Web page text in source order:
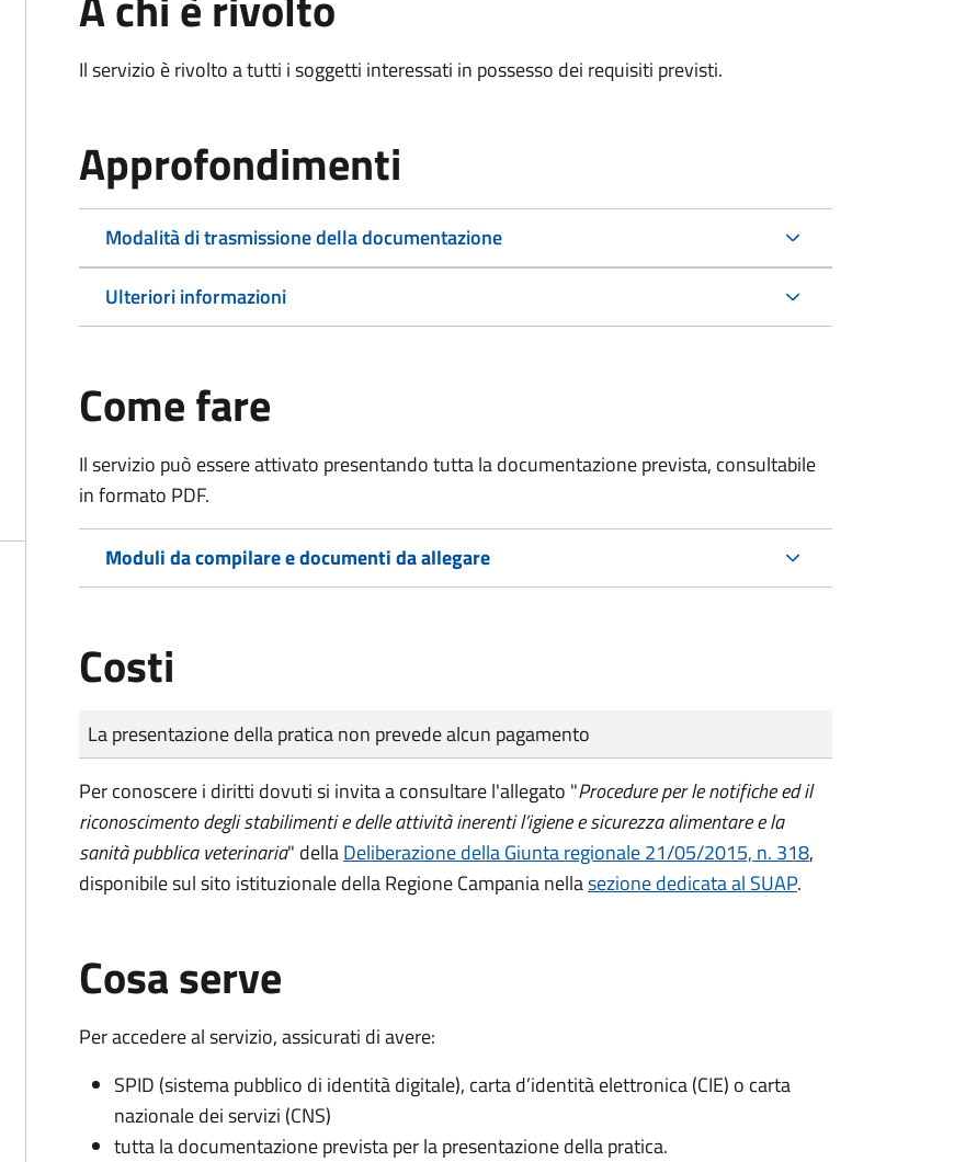
Il servizio è rivolto a tutti i soggetti interessati in possesso dei requisiti previsti.
Approfondimenti
Modalità di trasmissione della documentazione
Ulteriori informazioni
Come fare
Il servizio può essere attivato presentando tutta la documentazione prevista, consultabile
in formato PDF.
Moduli da compilare e documenti da allegare
Costi
Tipo di pagamento
Importo
La presentazione della pratica non prevede alcun pagamento
Per conoscere i diritti dovuti si invita a consultare l'allegato "Procedure per le notifiche ed il
riconoscimento degli stabilimenti e delle attività inerenti l’igiene e sicurezza alimentare e la
sanità pubblica veterinaria" dellaDeliberazione della Giunta regionale 21/05/2015, n. 318,
disponibile sul sito istituzionale della Regione Campania nellasezione dedicata al SUAP.
Cosa serve
Per accedere al servizio, assicurati di avere:
SPID (sistema pubblico di identità digitale), carta d’identità elettronica (CIE) o carta
nazionale dei servizi (CNS)
tutta la documentazione prevista per la presentazione della pratica.